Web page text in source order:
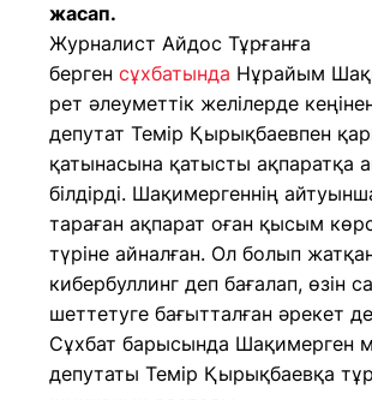
жасап.
Журналист Айдос Тұрғанға
берген сұхбатында Нұрайым
рет әлеуметтік желілерде
депутат Темір Қырықбаевпен
қатынасына қатысты ақпаратқа
білдірді. Шақимергеннің
тараған ақпарат оған қысым
түріне айналған. Ол болып
кибербуллинг деп бағалап, өзін
шеттетуге бағытталған әрекет
Сұхбат барысында Шақимерген
депутаты Темір Қырықбаевқа